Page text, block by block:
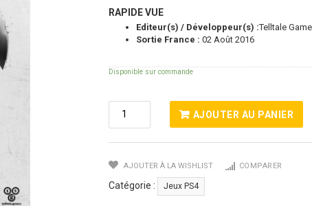
RAPIDE VUE
Editeur(s) / Développeur(s) :Telltale
Sortie France : 02 Août 2016
Disponible sur commande
Quantité
De
Batman
The
Telltale
AJOUTER AU PANIER
AJOUTER À LA WISHLIST COMPARER
Catégorie : Jeux PS4